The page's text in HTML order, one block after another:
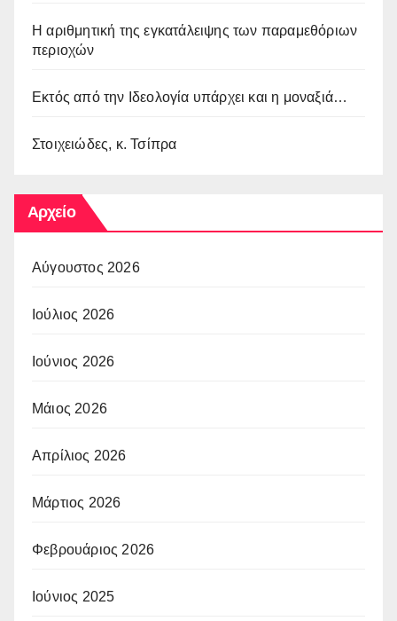
Η αριθμητική της εγκατάλειψης των παραμεθόριων
περιοχών
Εκτός από την Ιδεολογία υπάρχει και η μοναξιά…
Στοιχειώδες, κ. Τσίπρα
Αρχείο
Αύγουστος 2026
Ιούλιος 2026
Ιούνιος 2026
Μάιος 2026
Απρίλιος 2026
Μάρτιος 2026
Φεβρουάριος 2026
Ιούνιος 2025